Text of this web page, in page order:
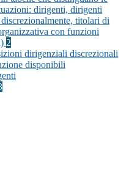
dirigenti, dirigenti
titolari di
con funzioni
2
dirigenziali discrezionali
disponibili